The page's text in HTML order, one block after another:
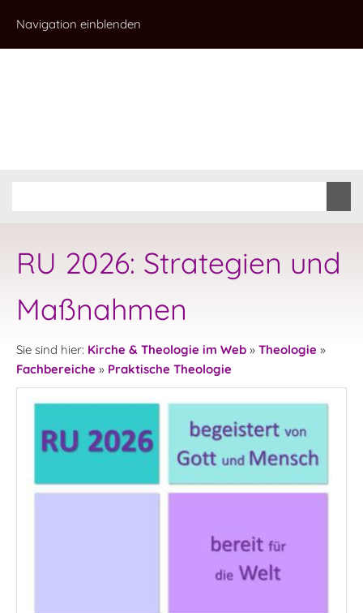
Navigation einblenden
RU 2026: Strategien und
Maßnahmen
Sie sind hier: Kirche & Theologie im Web » Theologie »
Fachbereiche » Praktische Theologie